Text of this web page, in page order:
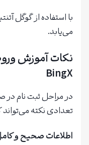
با استفاده از گوگل
می‌یابد.
نکات آموزش
BingX
تعدادی نکته
اطلاعات صحیح و